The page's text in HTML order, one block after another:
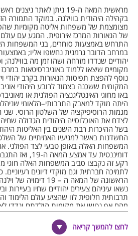
מראשית המאה ה-19 ניתן לאתר
בקהילה היהודית בווילנה. במוקד התמורה
מצומצמת של משפחות אליטה מקומיות
של הנאורות המרכז אירופית. המגע עם
התרחש באמצעות סוחרים, בני המשפחות
במרחב הדובר גרמנית נחשפו אליו;
יהודיים שנדדו מזרחה ושהו זמן מה בווילנה;
מקומיים שיצאו ללמוד באוניברסיטאות
נוסף להפצת תפיסות הנאורות בקרב יהודי
המקומית ששכנה בצמוד לרובע היהודי
באו מחוגי האינטליגנציה הפולנית או
היתה מוקד למאבק התרבותי–הלאומי
מגמות הרוסיפיקציה של השלטון הרוסי. שני
לצדם את האוכלוסייה היהודית הגדולה
בשל ההיכרות רבת השנים בין האליטות
החשדנות באשר למניעיו האמיתיים של
המשפחות האלה באופן טבעי לצד הפולני.
דומיננטית עד
רקע זה נקבצו סביב המשפחות האלה חוגי
לתמיכה חברתית וגם מוקדי דיונים
הראשונה של המאה ה – 19
נשאו עיניהם צעירים יהודיים שחיו
תרבותית חלופית לזו שהציע עולם הלימוד
מהם אף נטשו את מקומות הולדתם ונדדו
הביטוי הראשון ובעל המשמעות הרבה
הזאת היה במישור החינוכי. קיומה של מערכת
לחצו להמשך קריאה